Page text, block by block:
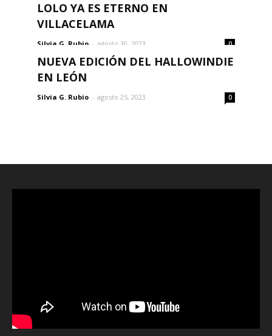
LOLO YA ES ETERNO EN
VILLACELAMA
Silvia G. Rubio - agosto 30, 2023 0
NUEVA EDICIÓN DEL HALLOWINDIE
EN LEÓN
Silvia G. Rubio - agosto 25, 2023 0